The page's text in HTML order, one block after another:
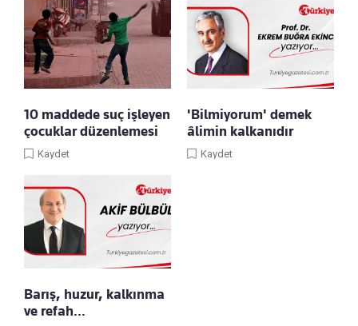
10 maddede suç işleyen
çocuklar düzenlemesi
Kaydet
'Bilmiyorum' demek
âlimin kalkanıdır
Kaydet
Barış, huzur, kalkınma
ve refah…